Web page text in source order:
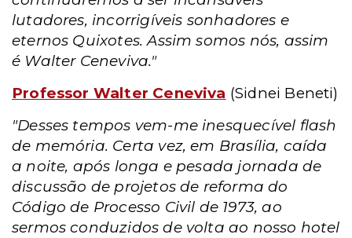
lutadores, incorrigíveis sonhadores e
eternos Quixotes. Assim somos nós, assim
é Walter Ceneviva."
Professor Walter Ceneviva (Sidnei Beneti)
"Desses tempos vem-me inesquecível flash
de memória. Certa vez, em Brasília, caída
a noite, após longa e pesada jornada de
discussão de projetos de reforma do
Código de Processo Civil de 1973, ao
sermos conduzidos de volta ao nosso hotel